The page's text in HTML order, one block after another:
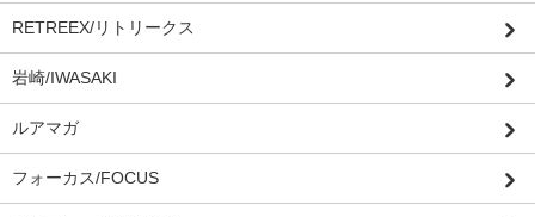
RETREEX/リトリークス
岩崎/IWASAKI
ルアマガ
フォーカス/FOCUS